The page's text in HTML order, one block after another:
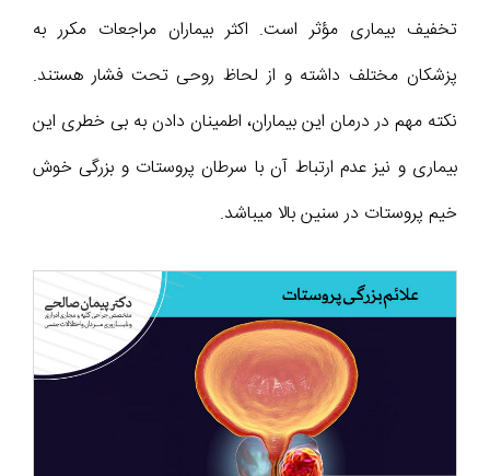
تخفیف بیماری مؤثر است. اکثر بیماران مراجعات مکرر به
پزشکان مختلف داشته و از لحاظ روحی تحت فشار هستند.
نکته مهم در درمان این بیماران، اطمینان دادن به بی خطری این
بیماری و نیز عدم ارتباط آن با سرطان پروستات و بزرگی خوش
خیم پروستات در سنین بالا میباشد.